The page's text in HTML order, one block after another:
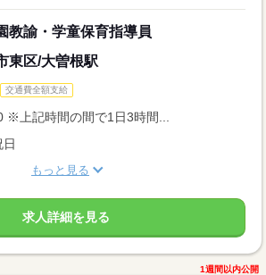
教諭・学童保育指導員
東区/大曽根駅
交通費全額支給
※上記時間の間で1日3時間...
もっと見る
求人詳細を見る
1週間以内公開